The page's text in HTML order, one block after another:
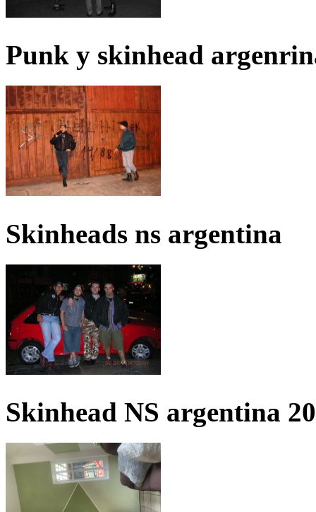
Punk y skinhead
Skinheads ns argentina
Skinhead NS argentina